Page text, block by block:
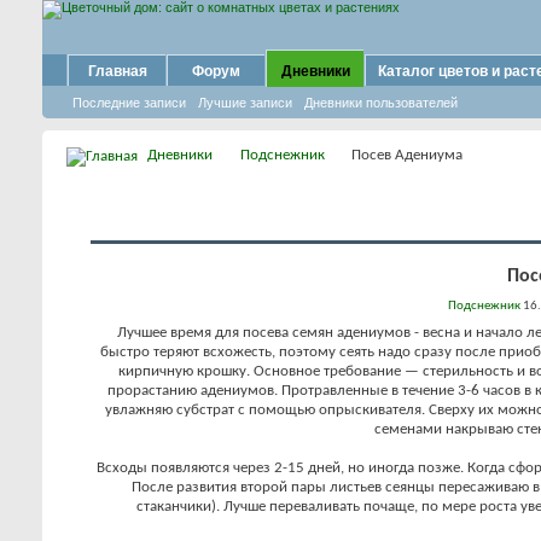
Главная Форум Дневники
Последние записи Лучшие записи Дневники пользователей
Каталог цветов и
Дневники Подснежник Посев Адениума
Подснежник
Лучшее время для посева семян адениумов - весна и начало
быстро теряют всхожесть, поэтому сеять надо сразу после
кирпичную крошку. Основное требование — стерильность и
прорастанию адениумов. Протравленные в течение 3-6 часов
увлажняю субстрат с помощью опрыскивателя. Сверху их
семенами накрываю
Всходы появляются через 2-15 дней, но иногда позже. Когда
После развития второй пары листьев сеянцы
стаканчики). Лучше переваливать почаще, по мере роста